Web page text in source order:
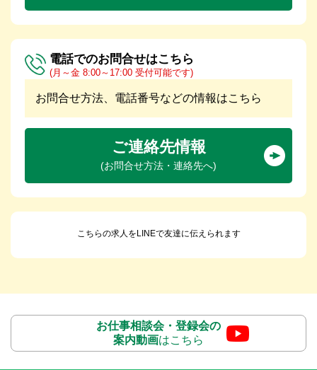
電話でのお問合せはこちら
(月～金 8:00～17:00 受付可能です)
お問合せ方法、電話番号などの情報はこちら
ご連絡先情報
(お問合せ方法・連絡先へ)
こちらの求人をLINEで友達に伝えられます
お仕事相談会・登録会の
案内動画はこちら